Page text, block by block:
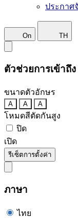
ประกาศ
On TH
ตัวช่วยการเข้าถึง
ขนาดตัวอักษร
A A A
โหมดสีตัดกันสูง
ปิด
เปิด
รีเซ็ตการตั้งค่า
ภาษา
ไทย